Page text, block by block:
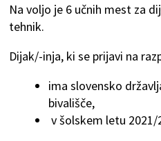
Na voljo je 6 učnih mest za
tehnik.
Dijak/-inja, ki se prijavi na
ima slovensko
bivališče,
v šolskem letu